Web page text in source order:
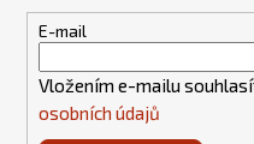
E-mail
Vložením e-mailu
osobních údajů